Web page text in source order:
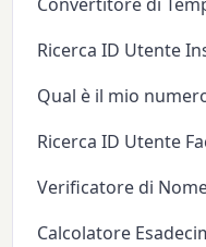
Ricerca ID Utente
Qual è il mio
Ricerca ID Utente
Verificatore di
Calcolatore